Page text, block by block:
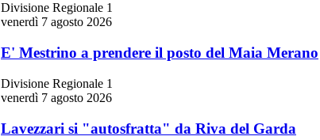
Divisione Regionale 1
venerdì 7 agosto 2026
E' Mestrino a prendere il posto del Maia Merano
Divisione Regionale 1
venerdì 7 agosto 2026
Lavezzari si "autosfratta" da Riva del Garda